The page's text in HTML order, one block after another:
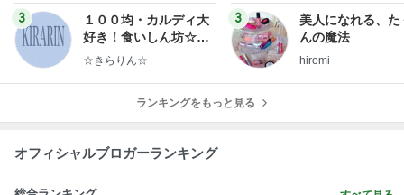
3
１００均・カルディ大
好き！食いしん坊☆き
らりん☆のブログ
☆きらりん☆
3
美人になれる、た
んの魔法
hiromi
ランキングをもっと見る
オフィシャルブロガーランキング